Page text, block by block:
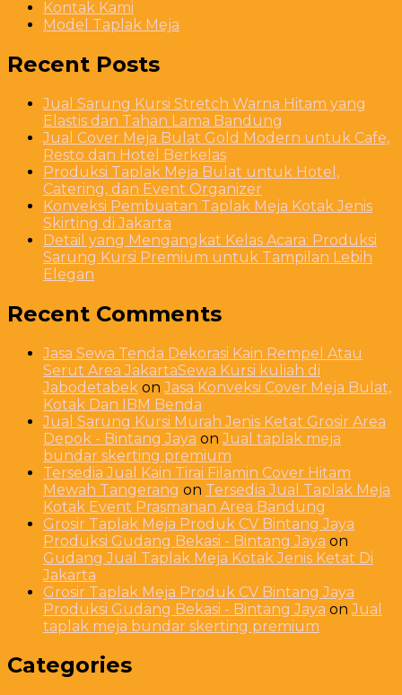
Kontak Kami
Model Taplak Meja
Recent Posts
Jual Sarung Kursi Stretch Warna Hitam yang
Elastis dan Tahan Lama Bandung
Jual Cover Meja Bulat Gold Modern untuk Cafe,
Resto dan Hotel Berkelas
Produksi Taplak Meja Bulat untuk Hotel,
Catering, dan Event Organizer
Konveksi Pembuatan Taplak Meja Kotak Jenis
Skirting di Jakarta
Detail yang Mengangkat Kelas Acara: Produksi
Sarung Kursi Premium untuk Tampilan Lebih
Elegan
Recent Comments
Jasa Sewa Tenda Dekorasi Kain Rempel Atau
Serut Area JakartaSewa Kursi kuliah di
Jabodetabek onJasa Konveksi Cover Meja Bulat,
Kotak Dan IBM Benda
Jual Sarung Kursi Murah Jenis Ketat Grosir Area
Depok - Bintang Jaya onJual taplak meja
bundar skerting premium
Tersedia Jual Kain Tirai Filamin Cover Hitam
Mewah Tangerang on Tersedia Jual Taplak Meja
Kotak Event Prasmanan Area Bandung
Grosir Taplak Meja Produk CV Bintang Jaya
Produksi Gudang Bekasi - Bintang Jaya on
Gudang Jual Taplak Meja Kotak Jenis Ketat Di
Jakarta
Grosir Taplak Meja Produk CV Bintang Jaya
Produksi Gudang Bekasi - Bintang Jaya onJual
taplak meja bundar skerting premium
Categories